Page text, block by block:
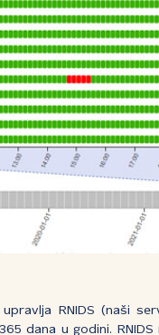
RNIDS (naši
dana u godini.